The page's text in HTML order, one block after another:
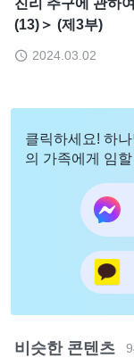
(13)＞ (제3부)
2024.03.02
클릭하세요! 하
의 가족에게 임
비슷한 콘텐츠